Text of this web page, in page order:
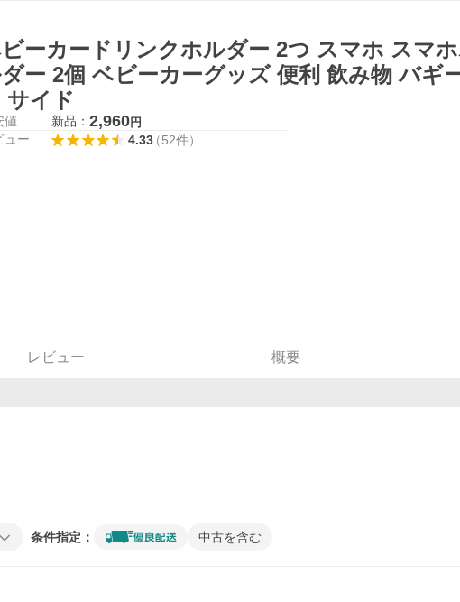
ーカードリンクホルダー 2つ スマホ スマ
ー 2個 ベビーカーグッズ 便利 飲み物 バギ
サイド
値 新品： 2,960円
ュー 4.33（52件）
レビュー 概要
条件指定： 中古を含む